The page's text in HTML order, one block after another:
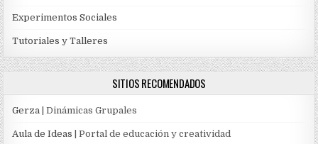
Experimentos Sociales
Tutoriales y Talleres
SITIOS RECOMENDADOS
Gerza | Dinámicas Grupales
Aula de Ideas | Portal de educación y creatividad